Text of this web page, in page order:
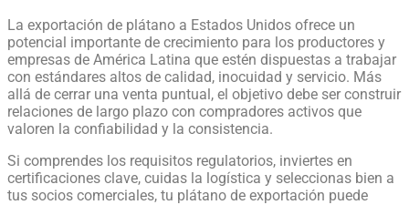
La exportación de plátano a Estados Unidos ofrece un
potencial importante de crecimiento para los productores y
empresas de América Latina que estén dispuestas a trabajar
con estándares altos de calidad, inocuidad y servicio. Más
allá de cerrar una venta puntual, el objetivo debe ser construir
relaciones de largo plazo con compradores activos que
valoren la confiabilidad y la consistencia.
Si comprendes los requisitos regulatorios, inviertes en
certificaciones clave, cuidas la logística y seleccionas bien a
tus socios comerciales, tu plátano de exportación puede